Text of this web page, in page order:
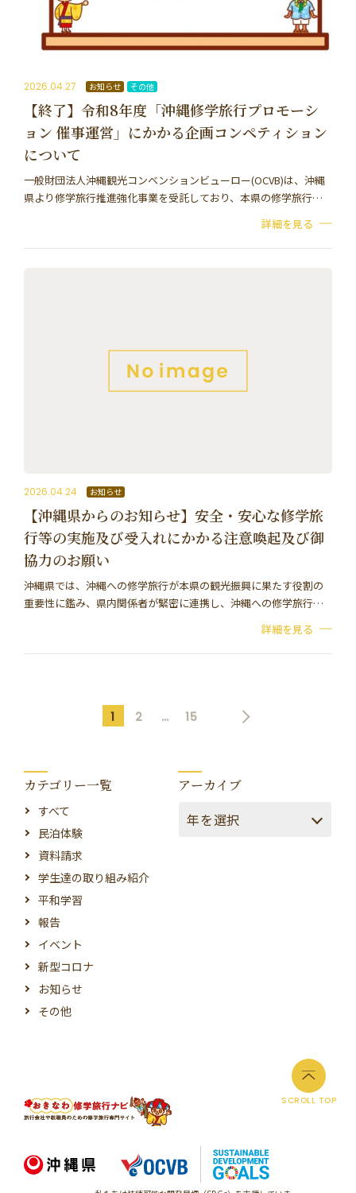
カテゴリー一覧
すべて
民泊体験
資料請求
学生達の取り組み紹介
平和学習
報告
イベント
新型コロナ
お知らせ
その他
アーカイブ
2026.04.27 お知らせ その他
【終了】令和8年度「沖縄修学旅行プロモーシ
ョン 催事運営」にかかる企画コンペティション
について
一般財団法人沖縄観光コンベンションビューロー(OCVB)は、沖縄
県より修学旅行推進強化事業を受託しており、本県の修学旅行誘
致促進および抱える問題解決に資することを目的とし、当業務の
詳細を見る
2026.04.24 お知らせ
【沖縄県からのお知らせ】安全・安心な修学旅
行等の実施及び受入れにかかる注意喚起及び御
協力のお願い
沖縄県では、沖縄への修学旅行が本県の観光振興に果たす役割の
重要性に鑑み、県内関係者が緊密に連携し、沖縄への修学旅行を
ります。先月、高等学校の校外活動で県外から沖縄…
詳細を見る
1 2 … 15
SCROLL TOP